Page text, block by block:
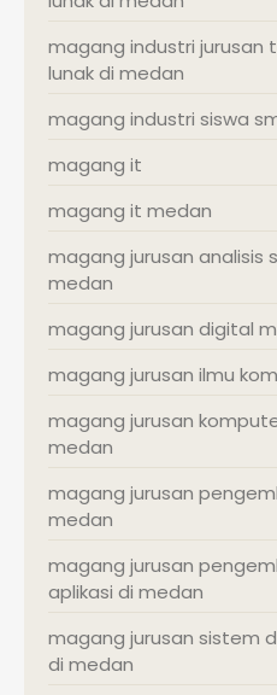
magang industri jurusan
lunak di medan
magang industri siswa
magang it
magang it medan
magang jurusan analisis
medan
magang jurusan digital
magang jurusan ilmu
magang jurusan
medan
magang jurusan
medan
magang jurusan
aplikasi di medan
magang jurusan sistem
di medan